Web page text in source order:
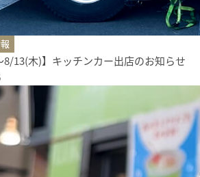
8/13(木)】キッチンカー出店のお知らせ